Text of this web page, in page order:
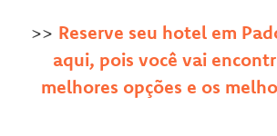
>> Reserve seu hotel em
aqui, pois você vai
melhores opções e os